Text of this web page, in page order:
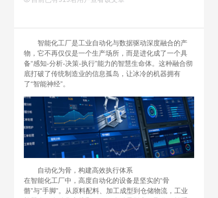
智能化工厂是工业自动化与数据驱动深度融合的产
物，它不再仅仅是一个生产场所，而是进化成了一个具
备“感知-分析-决策-执行”能力的智慧生命体。这种融合彻
底打破了传统制造业的信息孤岛，让冰冷的机器拥有
了“智能神经”。
自动化为骨，构建高效执行体系
在智能化工厂中，高度自动化的设备是坚实的“骨
骼”与“手脚”。从原料配料、加工成型到仓储物流，工业